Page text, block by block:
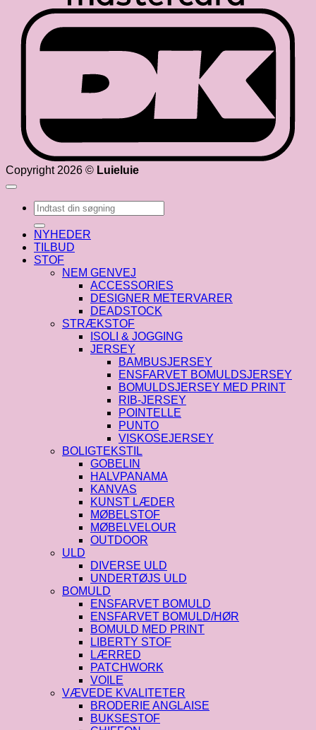
Copyright 2026 © Luieluie
Søg
efter:
NYHEDER
TILBUD
STOF
NEM GENVEJ
ACCESSORIES
DESIGNER METERVARER
DEADSTOCK
STRÆKSTOF
ISOLI & JOGGING
JERSEY
BAMBUSJERSEY
ENSFARVET BOMULDSJERSEY
BOMULDSJERSEY MED PRINT
RIB-JERSEY
POINTELLE
PUNTO
VISKOSEJERSEY
BOLIGTEKSTIL
GOBELIN
HALVPANAMA
KANVAS
KUNST LÆDER
MØBELSTOF
MØBELVELOUR
OUTDOOR
ULD
DIVERSE ULD
UNDERTØJS ULD
BOMULD
ENSFARVET BOMULD
ENSFARVET BOMULD/HØR
BOMULD MED PRINT
LIBERTY STOF
LÆRRED
PATCHWORK
VOILE
VÆVEDE KVALITETER
BRODERIE ANGLAISE
BUKSESTOF